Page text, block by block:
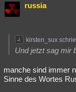
russia
kirsten_sux
Und jetzt sag mir
manche sind immer
Sinne des Wortes